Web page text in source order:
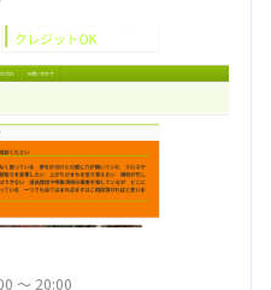
～ 20:00